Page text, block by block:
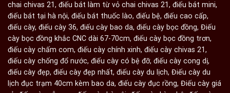
chai chivas 21, điếu bát làm từ vỏ chai chivas 21, điếu bát mini,
điếu bát tại hà nội, điếu bát thuốc lào, điếu bệ, điếu cao cấp,
điếu cày, điếu cày 36, điếu cày bao da, điếu cày bọc đồng, Điếu
cày bọc đồng khắc CNC dài 67-70cm, điếu cày bọc đồng trơn,
điếu cày chấm com, điếu cày chính xinh, điếu cày chivas 21,
điếu cày chống đổ nước, điếu cày có bệ đỡ, điếu cày cong dị,
điếu cày đẹp, điếu cày đẹp nhất, điếu cày du lịch, Điếu cày du
lịch đục trạm 40cm kèm bao da, điếu cày đục rồng, Điếu cày giá